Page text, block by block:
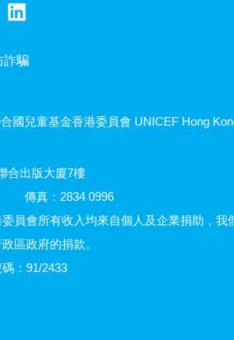
詐騙
國兒童基金香港委員會 UNICEF Hong
合出版大廈7樓
傳真：2834 0996
員會所有收入均來自個人及企業捐助，我
區政府的捐款。
：91/2433